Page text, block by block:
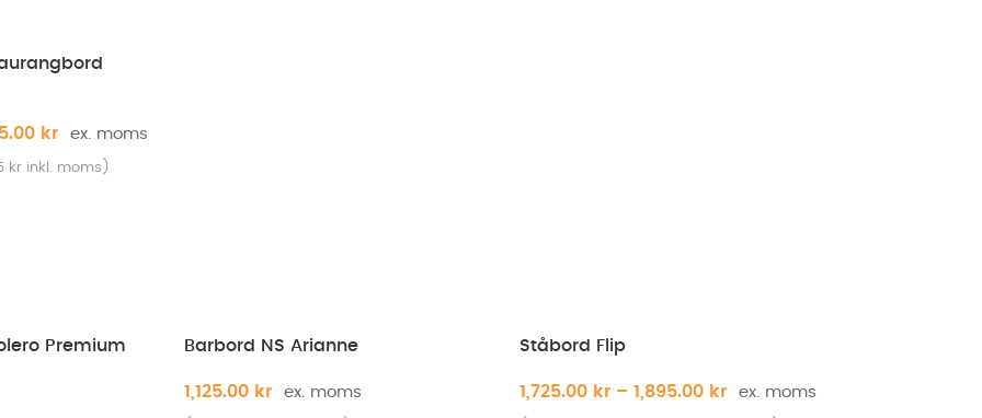
kr
krinkl. moms)
Premium Barbord NS Arianne
1,125.00 kr
Ståbord Flip
1,725.00 kr – 1,895.00 kr